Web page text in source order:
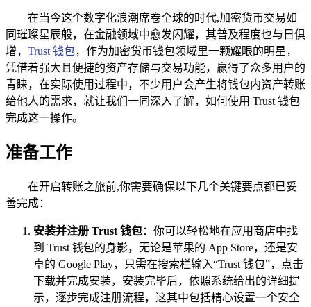
在当今这个数字化浪潮席卷全球的时代,加密货币交易如
同璀璨星辰般，在金融领域中愈发闪耀，其普及程度也与日俱
增， Trust 钱包，作为加密货币钱包领域里一颗耀眼的明星，
凭借着强大且便捷的资产存储与交易功能，赢得了众多用户的
青睐，在实际使用过程中，不少用户会产生将钱包内资产转账
给他人的需求，就让我们一同深入了解，如何使用 Trust 钱包
完成这一操作。
准备工作
在开启转账之旅前,你需要确保以下几个关键要点都已妥
善完成：
安装并注册 Trust 钱包：你可以轻松地在应用商店中找
到 Trust 钱包的身影，无论是苹果的 App Store，还是安
卓的 Google Play，只需在搜索栏输入“Trust 钱包”，点击
下载并完成安装，安装完毕后，依照系统给出的详细提
示，逐步完成注册流程，这其中包括精心设置一个安全